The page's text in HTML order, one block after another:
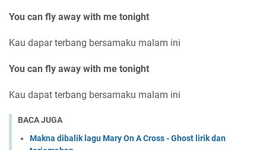
You can fly away with me tonight
Kau dapar terbang bersamaku malam ini
You can fly away with me tonight
Kau dapat terbang bersamaku malam ini
BACA JUGA
Makna dibalik lagu Mary On A Cross - Ghost lirik dan